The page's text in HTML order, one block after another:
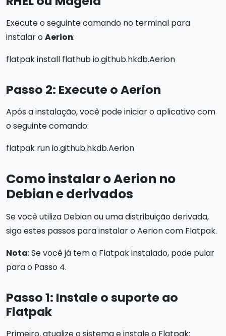
Execute o seguinte comando no terminal para
instalar oAerion:
flatpak install flathub io.github.hkdb.Aerion
Passo 2: Execute o Aerion
Após a instalação, você pode iniciar o aplicativo com
o seguinte comando:
flatpak run io.github.hkdb.Aerion
Como instalar o Aerion no
Debian e derivados
Se você utiliza Debian ou uma distribuição derivada,
siga estes passos para instalar o Aerion com Flatpak.
Nota: Se você já tem o Flatpak instalado, pode pular
para o Passo 4.
Passo 1: Instale o suporte ao
Flatpak